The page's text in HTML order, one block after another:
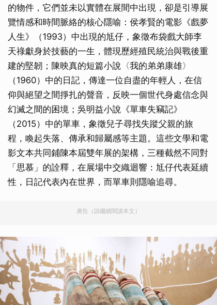
的物件，它們並未以實體在展間中出現，卻是引導展
覽情感和時間脈絡的核心隱喻：侯孝賢的電影《戲夢
人生》（1993）中出現的尪仔，象徵布袋戲大師李
天祿獻身於技藝的一生，體現歷經殖民統治與戰後重
建的堅韌；陳映真的短篇小說〈我的弟弟康雄〉
（1960）中的日記，傳達一位自盡的年輕人，在信
仰與絕望之間掙扎的聲音，反映一個世代身處信念與
幻滅之間的困境；吳明益小說《單車失竊記》
（2015）中的單車，象徵兒子尋找失蹤父親的旅
程，喚起失落、傳承和歸屬感等主題。這些文學和電
影文本共同鋪陳本屆雙年展的架構，三種截然不同對
「思慕」的詮釋，在展場中交織迴響：尪仔代表延續
性，日記代表內在世界，而單車則隱喻追尋。
廣告（請繼續閱讀本文）